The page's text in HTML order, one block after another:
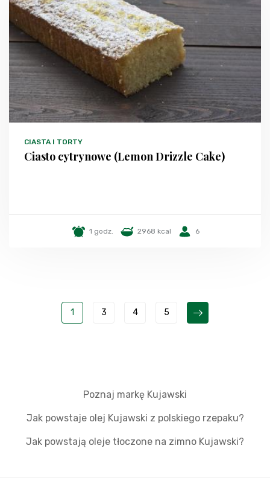
CIASTA I TORTY
Ciasto cytrynowe (Lemon Drizzle Cake)
1 godz. 2968 kcal 6
1 3 4 5
Poznaj markę Kujawski
Jak powstaje olej Kujawski z polskiego rzepaku?
Jak powstają oleje tłoczone na zimno Kujawski?